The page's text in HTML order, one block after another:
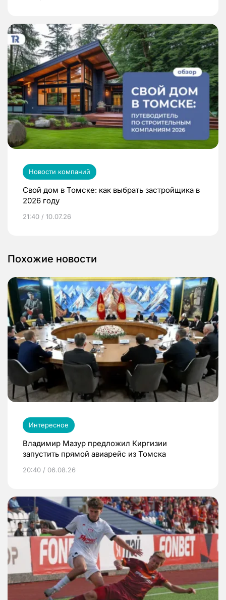
Новости компаний
Свой дом в Томске: как выбрать застройщика в
2026 году
21:40 / 10.07.26
Похожие новости
Интересное
Владимир Мазур предложил Киргизии
запустить прямой авиарейс из Томска
20:40 / 06.08.26